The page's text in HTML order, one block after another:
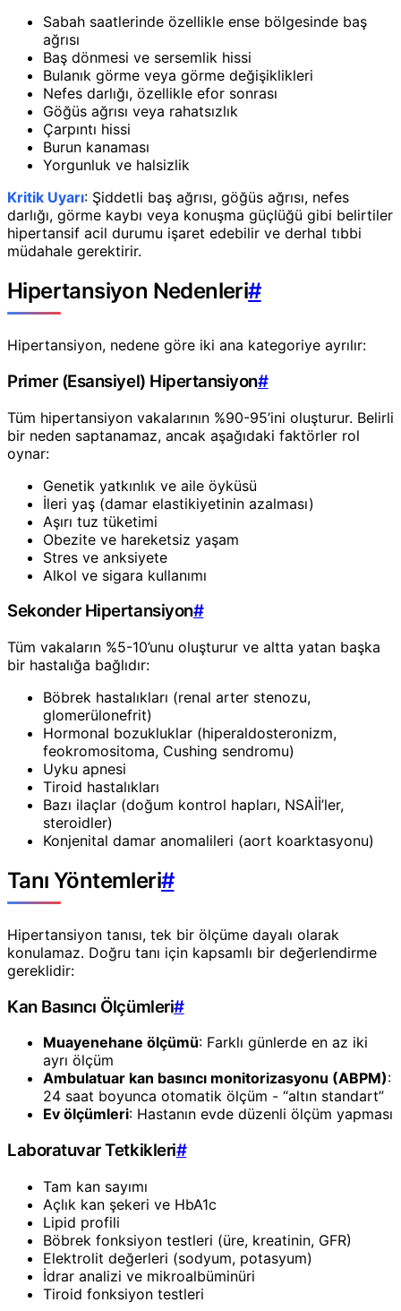
Sabah saatlerinde özellikle ense bölgesinde baş
ağrısı
Baş dönmesi ve sersemlik hissi
Bulanık görme veya görme değişiklikleri
Nefes darlığı, özellikle efor sonrası
Göğüs ağrısı veya rahatsızlık
Çarpıntı hissi
Burun kanaması
Yorgunluk ve halsizlik
Kritik Uyarı: Şiddetli baş ağrısı, göğüs ağrısı, nefes
darlığı, görme kaybı veya konuşma güçlüğü gibi belirtiler
hipertansif acil durumu işaret edebilir ve derhal tıbbi
müdahale gerektirir.
Hipertansiyon Nedenleri#
Hipertansiyon, nedene göre iki ana kategoriye ayrılır:
Primer (Esansiyel) Hipertansiyon#
Tüm hipertansiyon vakalarının %90-95’ini oluşturur. Belirli
bir neden saptanamaz, ancak aşağıdaki faktörler rol
oynar:
Genetik yatkınlık ve aile öyküsü
İleri yaş (damar elastikiyetinin azalması)
Aşırı tuz tüketimi
Obezite ve hareketsiz yaşam
Stres ve anksiyete
Alkol ve sigara kullanımı
Sekonder Hipertansiyon#
Tüm vakaların %5-10’unu oluşturur ve altta yatan başka
bir hastalığa bağlıdır:
Böbrek hastalıkları (renal arter stenozu,
glomerülonefrit)
Hormonal bozukluklar (hiperaldosteronizm,
feokromositoma, Cushing sendromu)
Uyku apnesi
Tiroid hastalıkları
Bazı ilaçlar (doğum kontrol hapları, NSAİİ’ler,
steroidler)
Konjenital damar anomalileri (aort koarktasyonu)
Tanı Yöntemleri#
Hipertansiyon tanısı, tek bir ölçüme dayalı olarak
konulamaz. Doğru tanı için kapsamlı bir değerlendirme
gereklidir:
Kan Basıncı Ölçümleri#
Muayenehane ölçümü: Farklı günlerde en az iki
ayrı ölçüm
Ambulatuar kan basıncı monitorizasyonu (ABPM):
24 saat boyunca otomatik ölçüm - “altın standart”
Ev ölçümleri: Hastanın evde düzenli ölçüm yapması
Laboratuvar Tetkikleri#
Tam kan sayımı
Açlık kan şekeri ve HbA1c
Lipid profili
Böbrek fonksiyon testleri (üre, kreatinin, GFR)
Elektrolit değerleri (sodyum, potasyum)
İdrar analizi ve mikroalbüminüri
Tiroid fonksiyon testleri